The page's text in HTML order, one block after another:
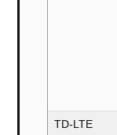
TD-LTE